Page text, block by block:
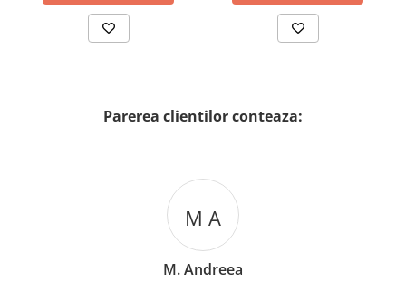
Parerea clientilor conteaza:
M A
M. Andreea